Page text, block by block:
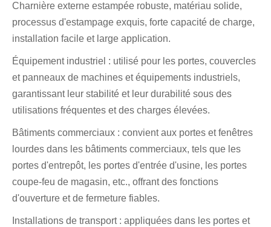
Charnière externe estampée robuste, matériau solide,
processus d'estampage exquis, forte capacité de charge,
installation facile et large application.
Équipement industriel : utilisé pour les portes, couvercles
et panneaux de machines et équipements industriels,
garantissant leur stabilité et leur durabilité sous des
utilisations fréquentes et des charges élevées.
Bâtiments commerciaux : convient aux portes et fenêtres
lourdes dans les bâtiments commerciaux, tels que les
portes d'entrepôt, les portes d'entrée d'usine, les portes
coupe-feu de magasin, etc., offrant des fonctions
d'ouverture et de fermeture fiables.
Installations de transport : appliquées dans les portes et